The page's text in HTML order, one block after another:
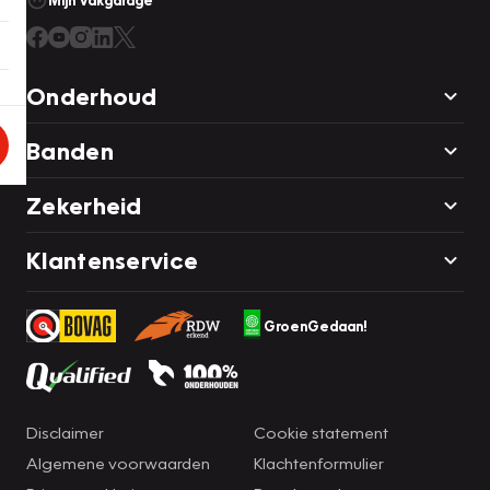
Onderhoud
Banden
Zekerheid
Klantenservice
GroenGedaan!
Disclaimer
Algemene voorwaarden
Cookie statement
Klachtenformulier